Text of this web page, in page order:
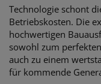
Technologie schont
Betriebskosten. Die
hochwertigen
sowohl zum
auch zu einem
für kommende